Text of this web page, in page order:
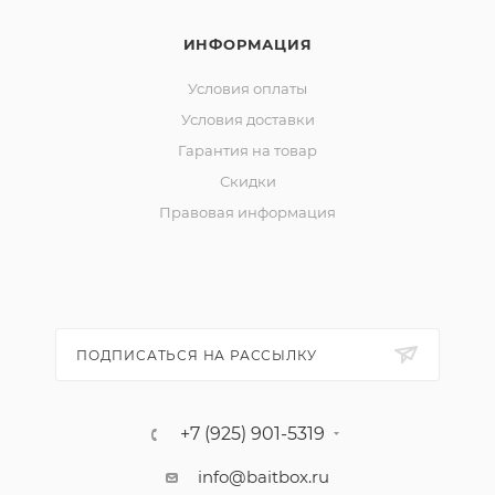
ИНФОРМАЦИЯ
Условия оплаты
Условия доставки
Гарантия на товар
Скидки
Правовая информация
ПОДПИСАТЬСЯ НА РАССЫЛКУ
+7 (925) 901-5319
info@baitbox.ru